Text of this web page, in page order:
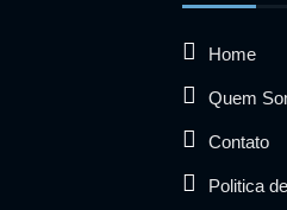
Home
Quem
Contato
Politica